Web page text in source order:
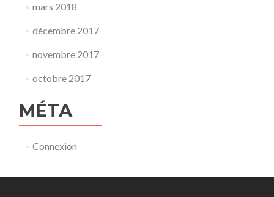
mars 2018
décembre 2017
novembre 2017
octobre 2017
MÉTA
Connexion